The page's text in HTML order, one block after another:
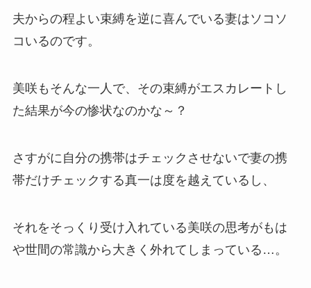
夫からの程よい束縛を逆に喜んでいる妻はソコソ
コいるのです。
美咲もそんな一人で、その束縛がエスカレートし
た結果が今の惨状なのかな～？
さすがに自分の携帯はチェックさせないで妻の携
帯だけチェックする真一は度を越えているし、
それをそっくり受け入れている美咲の思考がもは
や世間の常識から大きく外れてしまっている…。